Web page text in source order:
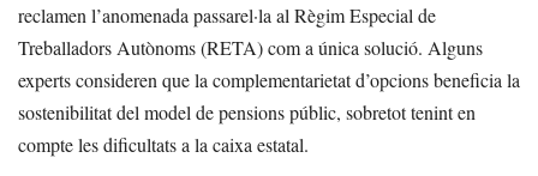
reclamen l’anomenada passarel·la al Règim Especial de
Treballadors Autònoms (RETA) com a única solució. Alguns
experts consideren que la complementarietat d’opcions beneficia la
sostenibilitat del model de pensions públic, sobretot tenint en
compte les dificultats a la caixa estatal.